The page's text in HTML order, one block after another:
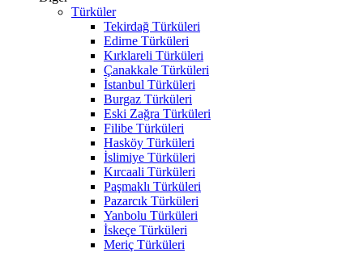
Türküler
Tekirdağ Türküleri
Edirne Türküleri
Kırklareli Türküleri
Çanakkale Türküleri
İstanbul Türküleri
Burgaz Türküleri
Eski Zağra Türküleri
Filibe Türküleri
Hasköy Türküleri
İslimiye Türküleri
Kırcaali Türküleri
Paşmaklı Türküleri
Pazarcık Türküleri
Yanbolu Türküleri
İskeçe Türküleri
Meriç Türküleri